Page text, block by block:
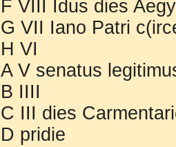
F VIII Idus dies
G VII Iano Patri
H VI
A V senatus
B IIII
C III dies
D pridie